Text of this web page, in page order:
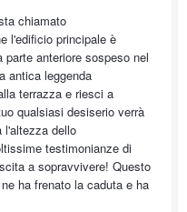
chiamato
l'edificio principale è
anteriore sospeso nel
antica leggenda
terrazza e riesci a
qualsiasi desiserio verrà
l'altezza dello
testimonianze di
a sopravvivere! Questo
ha frenato la caduta e ha